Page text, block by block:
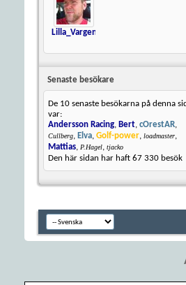
Lilla_Vargen
Senaste besökare
De 10 senaste besökarna på denna
var:
Andersson Racing, Bert, cOrestAR,
Cullberg, Elva, Golf-power, loadmaster,
Mattias, P.Hagel, tjacko
Den här sidan har haft 67 330 besök